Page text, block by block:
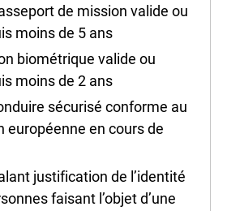
de mission valide ou
moins de 5 ans
biométrique valide ou
moins de 2 ans
sécurisé conforme au
européenne en cours de
justification de l’identité
faisant l’objet d’une